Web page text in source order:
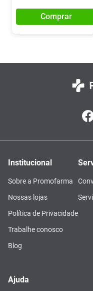
Comprar
Institucional
Sobre a Promofarma
Nossas lojas
Política de Privacidade
Trabalhe conosco
Blog
Ajuda